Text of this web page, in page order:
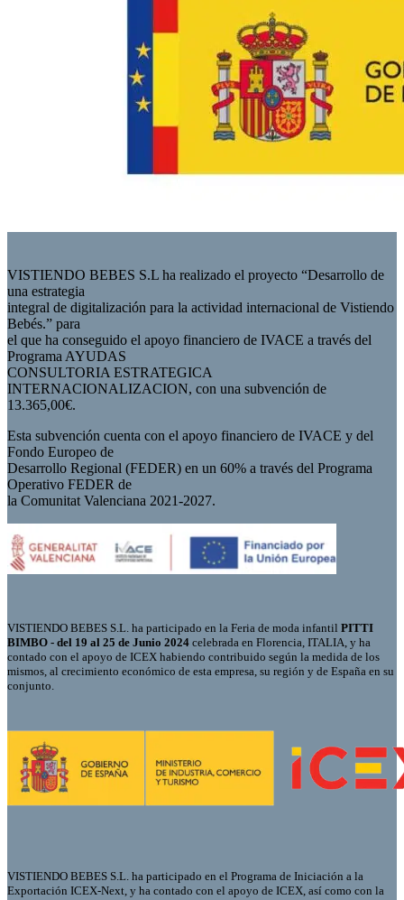
VISTIENDO BEBES S.L ha realizado el proyecto “Desarrollo de
una estrategia
integral de digitalización para la actividad internacional de Vistiendo
Bebés.” para
el que ha conseguido el apoyo financiero de IVACE a través del
Programa AYUDAS
CONSULTORIA ESTRATEGICA
INTERNACIONALIZACION, con una subvención de
13.365,00€.
Esta subvención cuenta con el apoyo financiero de IVACE y del
Fondo Europeo de
Desarrollo Regional (FEDER) en un 60% a través del Programa
Operativo FEDER de
la Comunitat Valenciana 2021-2027.
VISTIENDO BEBES S.L. ha participado en la Feria de moda infantil PITTI
BIMBO - del 19 al 25 de Junio 2024 celebrada en Florencia, ITALIA, y ha
contado con el apoyo de ICEX habiendo contribuido según la medida de los
mismos, al crecimiento económico de esta empresa, su región y de España en su
conjunto.
VISTIENDO BEBES S.L. ha participado en el Programa de Iniciación a la
Exportación ICEX-Next, y ha contado con el apoyo de ICEX, así como con la